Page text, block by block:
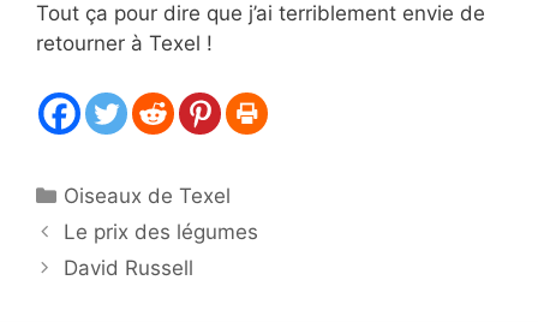
Tout ça pour dire que j’ai terriblement envie de
retourner à Texel !
Catégories
Oiseaux de Texel
Le prix des légumes
David Russell